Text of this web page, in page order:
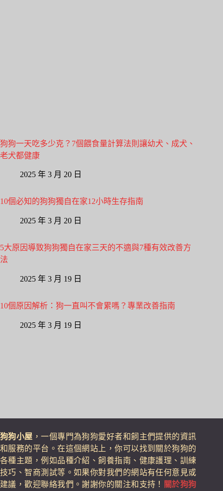
狗狗一天吃多少克？7個餵食量計算法則讓幼犬、成犬、
老犬都健康
2025 年 3 月 20 日
10個必知的狗狗獨自在家12小時生存指南
2025 年 3 月 20 日
5大原因導致狗狗獨自在家三天的不適與7種有效改善方
法
2025 年 3 月 19 日
10個原因解析：狗一直叫不會累嗎？專業改善指南
2025 年 3 月 19 日
狗狗小屋 ，一個專門為狗狗愛好者和飼主們提供的資訊
和服務的平台。在這個網站上，你可以找到關於狗狗的
各種主題，例如品種介紹、飼養指南、健康護理、訓練
技巧、智商測試等。如果你對我們的網站有任何意見或
建議，歡迎聯絡我們。謝謝你的關注和支持！
關於狗狗